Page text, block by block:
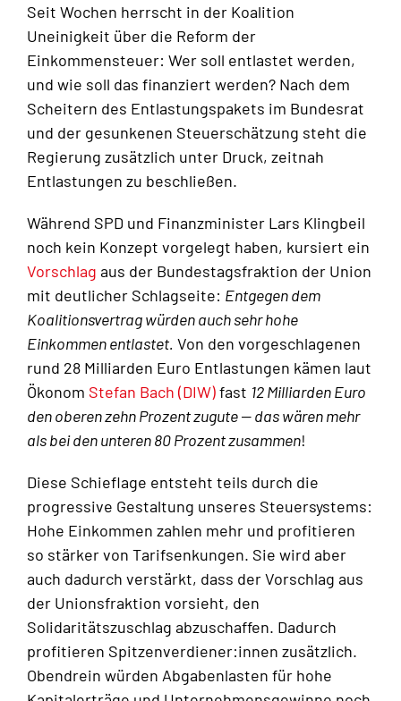
Seit Wochen herrscht in der Koalition
Uneinigkeit über die Reform der
Einkommensteuer: Wer soll entlastet werden,
und wie soll das finanziert werden? Nach dem
Scheitern des Entlastungspakets im Bundesrat
und der gesunkenen Steuerschätzung steht die
Regierung zusätzlich unter Druck, zeitnah
Entlastungen zu beschließen.
Während SPD und Finanzminister Lars Klingbeil
noch kein Konzept vorgelegt haben, kursiert ein
Vorschlag aus der Bundestagsfraktion der Union
mit deutlicher Schlagseite: Entgegen dem
Koalitionsvertrag würden auch sehr hohe
Einkommen entlastet. Von den vorgeschlagenen
rund 28 Milliarden Euro Entlastungen kämen laut
Ökonom Stefan Bach (DIW)fast 12 Milliarden Euro
den oberen zehn Prozent zugute — das wären mehr
als bei den unteren 80 Prozent zusammen!
Diese Schieflage entsteht teils durch die
progressive Gestaltung unseres Steuersystems:
Hohe Einkommen zahlen mehr und profitieren
so stärker von Tarifsenkungen. Sie wird aber
auch dadurch verstärkt, dass der Vorschlag aus
der Unionsfraktion vorsieht, den
Solidaritätszuschlag abzuschaffen. Dadurch
profitieren Spitzenverdiener:innen zusätzlich.
Obendrein würden Abgabenlasten für hohe